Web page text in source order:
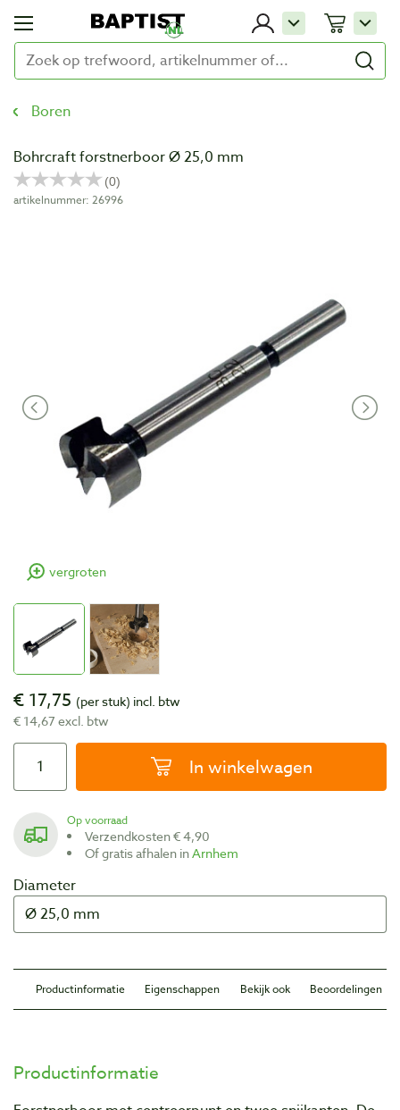
Boren
Bohrcraft forstnerboor Ø 25,0 mm
artikelnummer: 26996
vergroten
€ 17,75 (per stuk) incl. btw
€ 14,67 excl. btw
In winkelwagen
Op voorraad
Verzendkosten € 4,90
Of gratis afhalen inArnhem
Diameter
Productinformatie Eigenschappen Bekijk ook Beoordelingen
Productinformatie